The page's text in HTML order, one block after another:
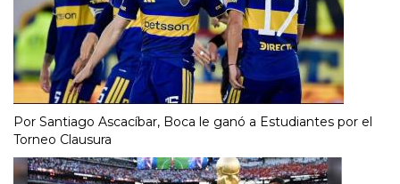
Por Santiago Ascacíbar, Boca le ganó a Estudiantes por el
Torneo Clausura